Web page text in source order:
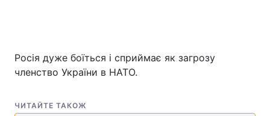
Росія дуже боїться і сприймає як загрозу
членство України в НАТО.
ЧИТАЙТЕ ТАКОЖ